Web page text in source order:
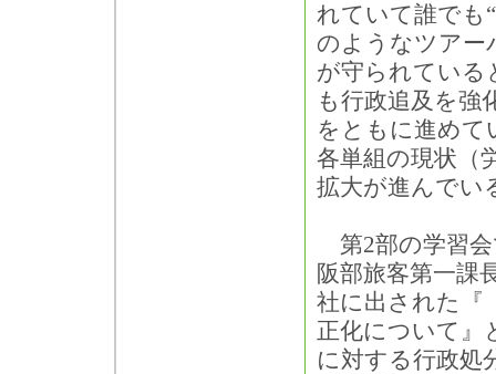
れていて誰でも
のようなツアー
が守られている
も行政追及を強
をともに進め
各単組の現状（
拡大が進んでい
第2部の学習会
阪部旅客第一課
社に出された『
正化について』
に対する行政処